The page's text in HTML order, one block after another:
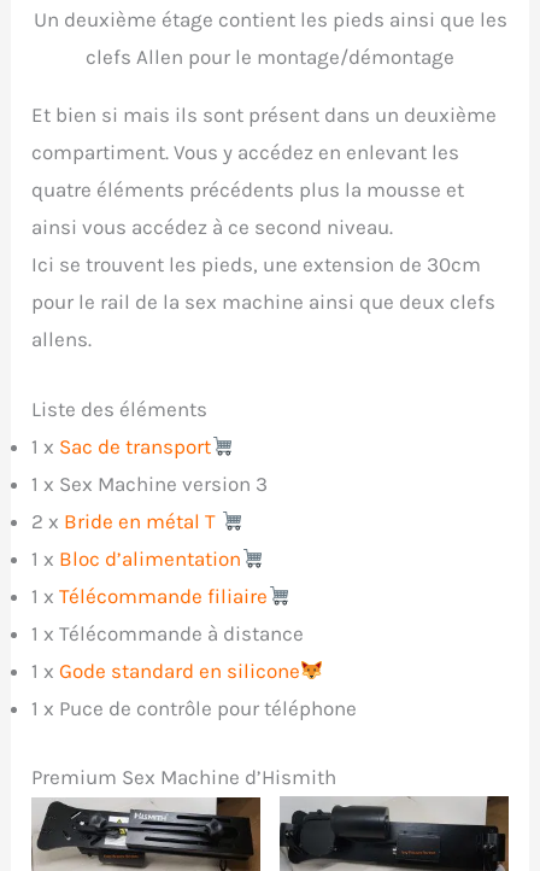
Un deuxième étage contient les pieds ainsi que les
clefs Allen pour le montage/démontage
Et bien si mais ils sont présent dans un deuxième
compartiment. Vous y accédez en enlevant les
quatre éléments précédents plus la mousse et
ainsi vous accédez à ce second niveau.
Ici se trouvent les pieds, une extension de 30cm
pour le rail de la sex machine ainsi que deux clefs
allens.
Liste des éléments
1 x Sac de transport
1 x Sex Machine version 3
2 x Bride en métal T
1 x Bloc d’alimentation
1 xTélécommande filiaire
1 x Télécommande à distance
1 xGode standard en silicone
1 x Puce de contrôle pour téléphone
Premium Sex Machine d’Hismith
Face avant du corps
de la sex machine
Face arrière du corps
de la sex machine